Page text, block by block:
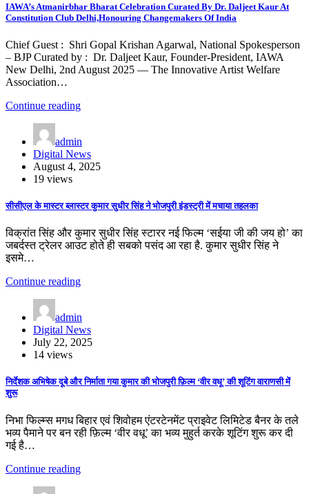
IAWA’s Atmanirbhar Bharat Celebration Curated By Dr. Daljeet Kaur At
Constitution Club Delhi,Honouring Changemakers Of India
Chief Guest : Shri Gopal Krishan Agarwal, National Spokesperson
– BJP Curated by : Dr. Daljeet Kaur, Founder-President, IAWA
New Delhi, 2nd August 2025 — The Innovative Artist Welfare
Association…
Continue reading
admin
Digital News
August 4, 2025
19 views
सीसीएल के मास्टर ब्लास्टर कुमार सुधीर सिंह ने भोजपुरी इंडस्ट्री में मचाया तहलका
विक्रांत सिंह और कुमार सुधीर सिंह स्टारर नई फिल्म ‘सईया जी की जय हो’ का
जबर्दस्त ट्रेलर आउट होते ही सबको पसंद आ रहा है. कुमार सुधीर सिंह ने
इसमे…
Continue reading
admin
Digital News
July 22, 2025
14 views
निर्देशक अभिषेक दूबे और निर्माता गया कुमार की भोजपुरी फ़िल्म ‘वीर वधू’ की शूटिंग वाराणसी में
शुरू
निभा फिल्म्स मगध बिहार एवं शिवोहम एंटरटेनमेंट प्राइवेट लिमिटेड बैनर के तले
भव्य पैमाने पर बन रही फ़िल्म ‘वीर वधू’ का भव्य मुहुर्त करके शूटिंग शुरू कर दी
गई है…
Continue reading